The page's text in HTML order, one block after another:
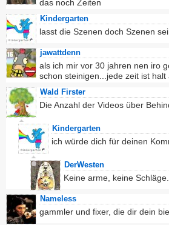
das noch Zeiten
Kindergarten
lasst die Szenen doch Szenen
jawattdenn
als ich mir vor 30 jahren nen iro
schon steinigen...jede zeit ist halt
Wald Firster
Die Anzahl der Videos über
Kindergarten
ich würde dich für deinen
DerWesten
Keine arme, keine
Nameless
gammler und fixer, die dir dein